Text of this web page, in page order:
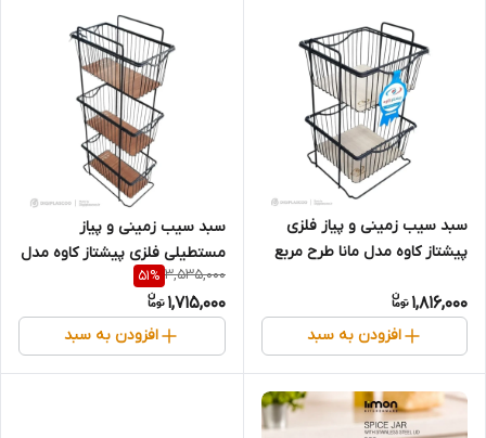
سبد سیب زمینی و پیاز فلزی
پیشتاز کاوه مدل مانا طرح مربع
1,816,000
افزودن به سبد
سبد سیب زمینی و پیاز
مستطیلی فلزی پیشتاز کاوه مدل
مانا (۲ و ۳ طبقه)
3,535,000
51%
1,715,000
افزودن به سبد